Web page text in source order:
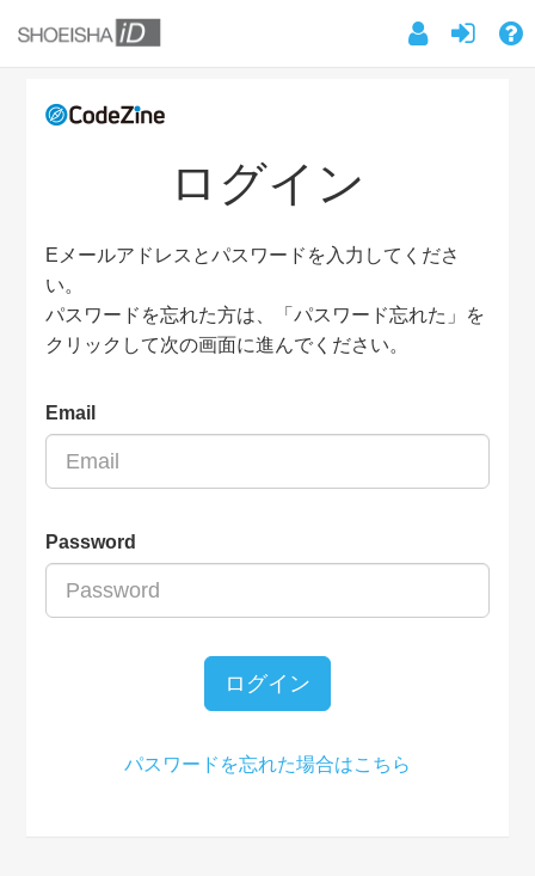
ログイン
Eメールアドレスとパスワードを入力してくださ
い。
パスワードを忘れた方は、「パスワード忘れた」を
クリックして次の画面に進んでください。
Email
Password
ログイン
パスワードを忘れた場合はこちら